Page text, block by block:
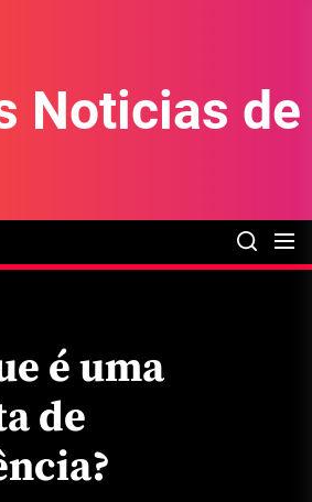
Noticias
é uma
de